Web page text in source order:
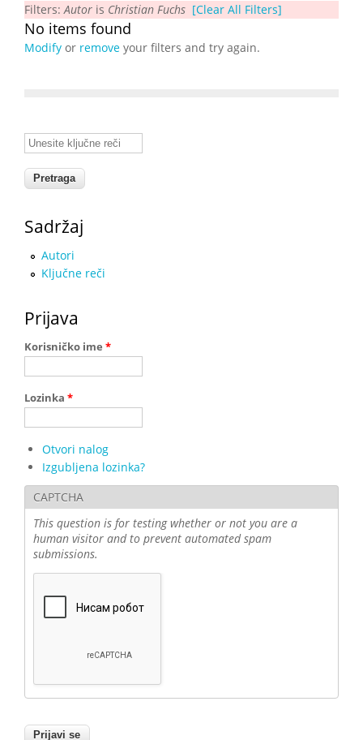
Filters: Autor is Christian Fuchs [Clear All Filters]
No items found
Modify or remove your filters and try again.
Unesite ključne reči
Sadržaj
Autori
Ključne reči
Prijava
Korisničko ime *
Lozinka *
Otvori nalog
Izgubljena lozinka?
CAPTCHA
This question is for testing whether or not you are a
human visitor and to prevent automated spam
submissions.